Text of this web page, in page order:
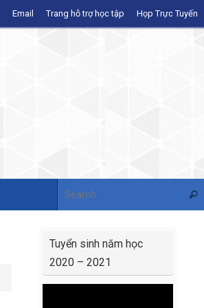
Email Trang hỗ trợ học tập Họp Trực Tuyến
Tuyển sinh năm học
2020 – 2021